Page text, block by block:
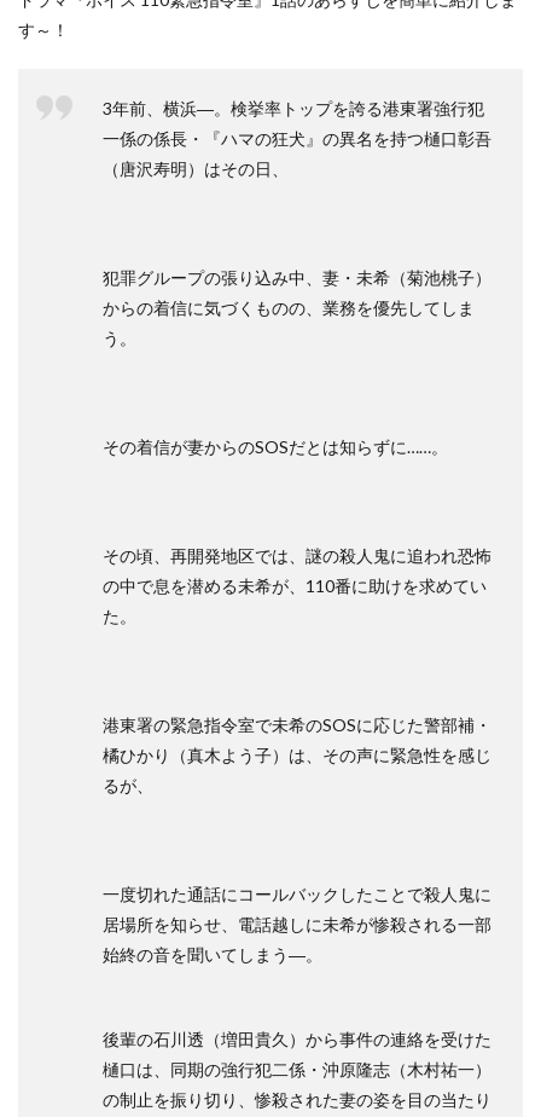
す～！
3年前、横浜―。検挙率トップを誇る港東署強行犯
一係の係長・『ハマの狂犬』の異名を持つ樋口彰吾
（唐沢寿明）はその日、
犯罪グループの張り込み中、妻・未希（菊池桃子）
からの着信に気づくものの、業務を優先してしま
う。
その着信が妻からのSOSだとは知らずに……。
その頃、再開発地区では、謎の殺人鬼に追われ恐怖
の中で息を潜める未希が、110番に助けを求めてい
た。
港東署の緊急指令室で未希のSOSに応じた警部補・
橘ひかり（真木よう子）は、その声に緊急性を感じ
るが、
一度切れた通話にコールバックしたことで殺人鬼に
居場所を知らせ、電話越しに未希が惨殺される一部
始終の音を聞いてしまう―。
後輩の石川透（増田貴久）から事件の連絡を受けた
樋口は、同期の強行犯二係・沖原隆志（木村祐一）
の制止を振り切り、惨殺された妻の姿を目の当たり